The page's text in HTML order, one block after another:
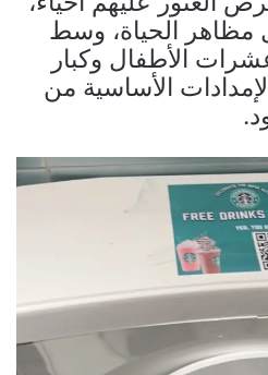
الحياة، وسط
الأطفال وكبار
الأساسية من